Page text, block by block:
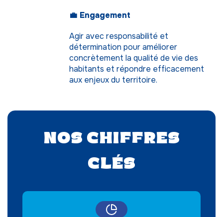
💼 Engagement
Agir avec responsabilité et
détermination pour améliorer
concrètement la qualité de vie des
habitants et répondre efficacement
aux enjeux du territoire.
Nos chiffres
clés